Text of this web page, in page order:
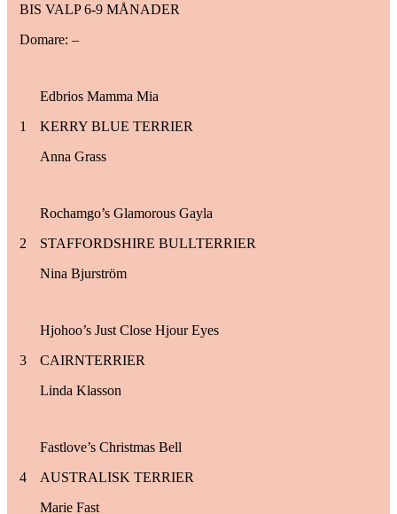
BIS VALP 6-9 MÅNADER
Domare: –
1
Edbrios Mamma Mia
KERRY BLUE TERRIER
Anna Grass
2
Rochamgo’s Glamorous Gayla
STAFFORDSHIRE BULLTERRIER
Nina Bjurström
3
Hjohoo’s Just Close Hjour Eyes
CAIRNTERRIER
Linda Klasson
4
Fastlove’s Christmas Bell
AUSTRALISK TERRIER
Marie Fast